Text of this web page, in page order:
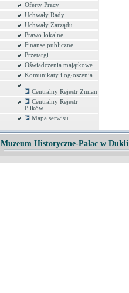
Oferty Pracy
Uchwały Rady
Uchwały Zarządu
Prawo lokalne
Finanse publiczne
Przetargi
Oświadczenia majątkowe
Komunikaty i ogłoszenia
Centralny Rejestr Zmian
Centralny Rejestr
Plików
Mapa serwisu
Muzeum Historyczne-Pałac w Dukli